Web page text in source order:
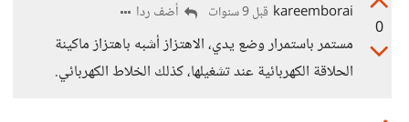
0
kareemborai قبل 9 سنوات أضف ردا
مستمر باستمرار وضع يدي، الاهتزاز أشبه باهتزاز ماكينة
الحلاقة الكهربائية عند تشغيلها، كذلك الخلاط الكهربائي.